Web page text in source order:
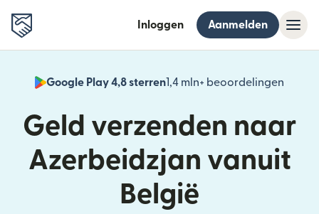
Inloggen Aanmelden
Google Play 4,8 sterren1,4 mln+ beoordelingen
Geld verzenden naar
Azerbeidzjan vanuit
België